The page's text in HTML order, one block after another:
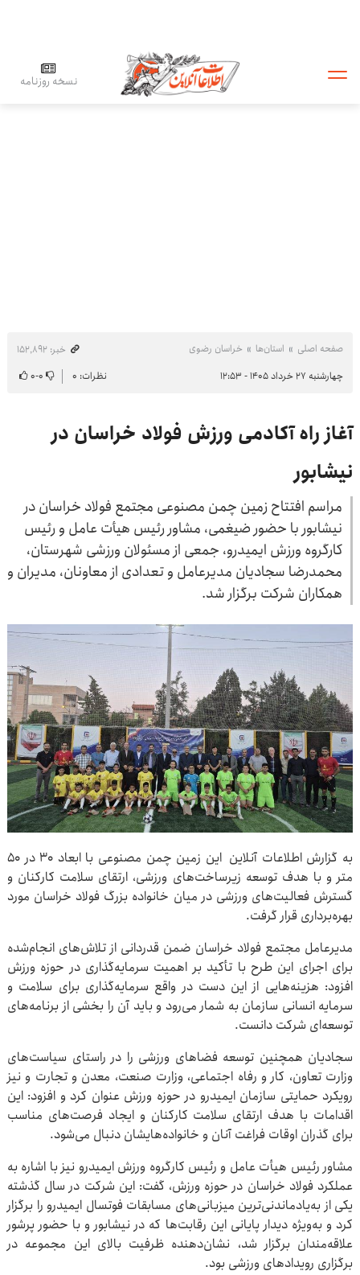
نسخه روزنامه
صفحه اصلی استان‌ها خراسان رضوی
خبر: ۱۵۲٬۸۹۲
چهارشنبه ۲۷ خرداد ۱۴۰۵ - ۱۲:۵۳
نظرات: ۰ ۰-۰
آغاز راه آکادمی ورزش فولاد خراسان در
نیشابور
مراسم افتتاح زمین چمن مصنوعی مجتمع فولاد خراسان در
نیشابور با حضور ضیغمی، مشاور رئیس هیأت عامل و رئیس
کارگروه ورزش ایمیدرو، جمعی از مسئولان ورزشی شهرستان،
محمدرضا سجادیان مدیرعامل و تعدادی از معاونان، مدیران و
همکاران شرکت برگزار شد.
به گزارش اطلاعات آنلاین این زمین چمن مصنوعی با ابعاد ۳۰ در ۵۰
متر و با هدف توسعه زیرساخت‌های ورزشی، ارتقای سلامت کارکنان و
گسترش فعالیت‌های ورزشی در میان خانواده بزرگ فولاد خراسان مورد
بهره‌برداری قرار گرفت.
مدیرعامل مجتمع فولاد خراسان ضمن قدردانی از تلاش‌های انجام‌شده
برای اجرای این طرح با تأکید بر اهمیت سرمایه‌گذاری در حوزه ورزش
افزود: هزینه‌هایی از این دست در واقع سرمایه‌گذاری برای سلامت و
سرمایه انسانی سازمان به شمار می‌رود و باید آن را بخشی از برنامه‌های
توسعه‌ای شرکت دانست.
سجادیان همچنین توسعه فضاهای ورزشی را در راستای سیاست‌های
وزارت تعاون، کار و رفاه اجتماعی، وزارت صنعت، معدن و تجارت و نیز
رویکرد حمایتی سازمان ایمیدرو در حوزه ورزش عنوان کرد و افزود: این
اقدامات با هدف ارتقای سلامت کارکنان و ایجاد فرصت‌های مناسب
برای گذران اوقات فراغت آنان و خانواده‌هایشان دنبال می‌شود.
مشاور رئیس هیأت عامل و رئیس کارگروه ورزش ایمیدرو نیز با اشاره به
عملکرد فولاد خراسان در حوزه ورزش، گفت: این شرکت در سال گذشته
یکی از به‌یادماندنی‌ترین میزبانی‌های مسابقات فوتسال ایمیدرو را برگزار
کرد و به‌ویژه دیدار پایانی این رقابت‌ها که در نیشابور و با حضور پرشور
علاقه‌مندان برگزار شد، نشان‌دهنده ظرفیت بالای این مجموعه در
برگزاری رویدادهای ورزشی بود.